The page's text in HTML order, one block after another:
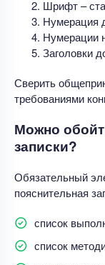
Шрифт –
Нумерация
Нумерации
Заголовки
Сверить
требованиями
Можно
записки?
Обязательный
пояснительная
список
список